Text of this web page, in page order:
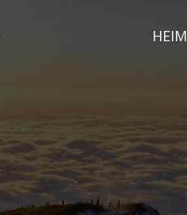
HEIM